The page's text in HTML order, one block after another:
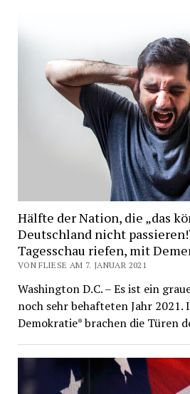
Hälfte der Nation, die „das
Deutschland nicht
Tagesschau riefen, mit
VON FLIESE AM 7. JANUAR 2021
Washington D.C. – Es ist ein
noch sehr behafteten Jahr
Demokratie* brachen die Türen